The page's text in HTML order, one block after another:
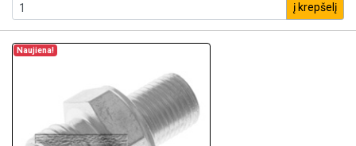
į krepšelį
Naujiena!